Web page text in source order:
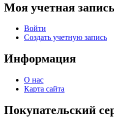
Моя учетная запись
Войти
Создать учетную запись
Информация
О нас
Карта сайта
Покупательский